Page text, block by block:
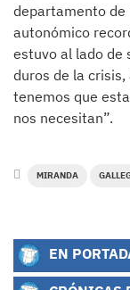
departamento de
autonómico
estuvo al lado de
duros de la
tenemos que
nos necesitan”.
MIRANDA
EN